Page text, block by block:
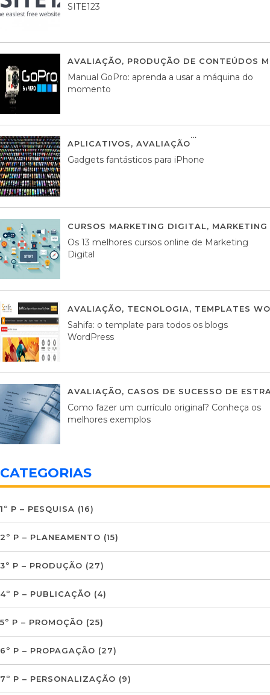
SITE123
AVALIAÇÃO, PRODUÇÃO DE CONTEÚDOS
Manual GoPro: aprenda a usar a máquina do
momento
APLICATIVOS, AVALIAÇÃO
Gadgets fantásticos para iPhone
CURSOS MARKETING DIGITAL,
Os 13 melhores cursos online de Marketing
Digital
AVALIAÇÃO, TECNOLOGIA, TEMPLATES
Sahifa: o template para todos os blogs
WordPress
AVALIAÇÃO, CASOS DE SUCESSO DE
Como fazer um currículo original? Conheça os
melhores exemplos
CATEGORIAS
1º P – PESQUISA (16)
2º P – PLANEAMENTO (15)
3º P – PRODUÇÃO (27)
4º P – PUBLICAÇÃO (4)
5º P – PROMOÇÃO (25)
6º P – PROPAGAÇÃO (27)
7º P – PERSONALIZAÇÃO (9)